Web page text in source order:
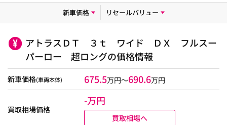
新車価格 リセールバリュー
アトラスＤＴ ３ｔ ワイド ＤＸ フルスー
パーロー 超ロングの価格情報
新車価格(車両本体) 675.5万円～690.6万円
買取相場価格
-万円
買取相場へ